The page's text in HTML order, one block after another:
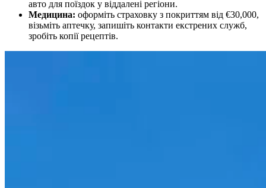
авто для поїздок у віддалені регіони.
Медицина: оформіть страховку з покриттям від €30,000,
візьміть аптечку, запишіть контакти екстрених служб,
зробіть копії рецептів.